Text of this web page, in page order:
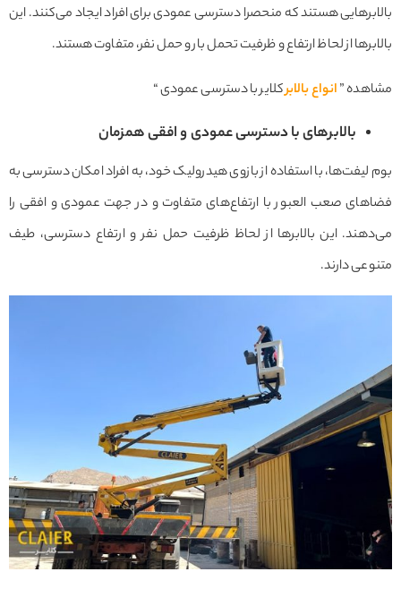
بالابرهایی هستند که منحصرا دسترسی عمودی برای افراد ایجاد می‌کنند. این
بالابرها از لحاظ ارتفاع و ظرفیت تحمل بار و حمل نفر، متفاوت هستند.
مشاهده ”انواع بالابرکلایر با دسترسی عمودی “
بالابرهای با دسترسی عمودی و افقی همزمان
بوم لیفت‌ها، با استفاده از بازوی هیدرولیک خود، به افراد امکان دسترسی به
فضاهای صعب العبور با ارتفاع‌های متفاوت و در جهت عمودی و افقی را
می‌دهند. این بالابرها از لحاظ ظرفیت حمل نفر و ارتفاع دسترسی، طیف
متنوعی دارند.